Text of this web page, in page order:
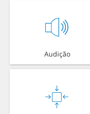
Audição